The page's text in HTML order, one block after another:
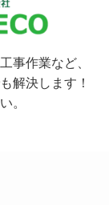
事作業など、
解決します！
。